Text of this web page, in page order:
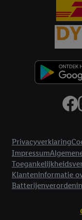
Privacyverklaring
Impressum
Klanteninformatie
Criteo S.A. beschikt,
Onder "Aanpassen"
vergelijkbare
je instemt. Verder kan
gegevensverwerking.
Door te klikken op
technisch
worden gebruikt.
Door op "Akkoord" te
voor alle
in onze
website hier.Klikhier
wij inzetten.